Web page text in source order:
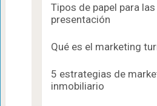
Tipos de papel para
presentación
Qué es el marketing
5 estrategias de
inmobiliario